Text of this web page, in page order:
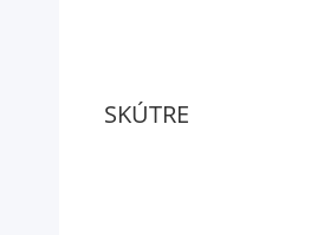
SKÚTRE